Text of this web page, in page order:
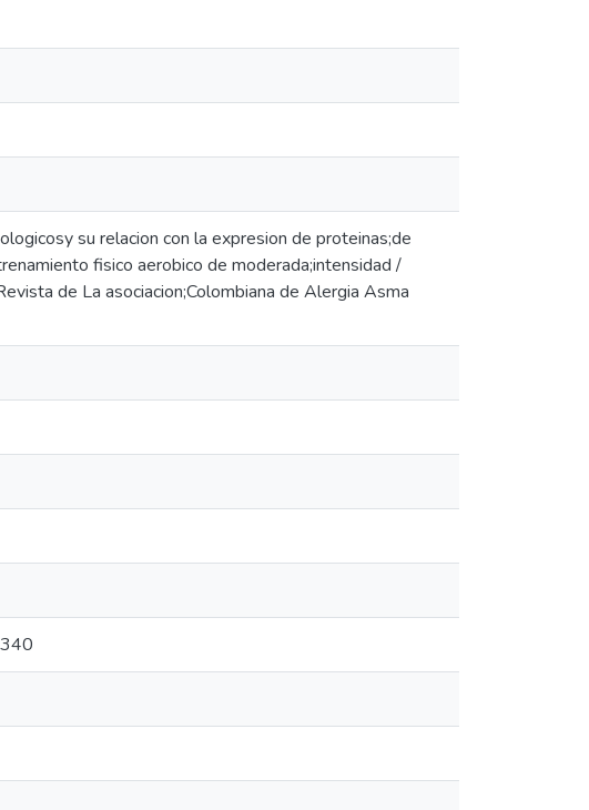
su relacion con la expresion de proteinas;de
fisico aerobico de moderada;intensidad /
de La asociacion;Colombiana de Alergia Asma